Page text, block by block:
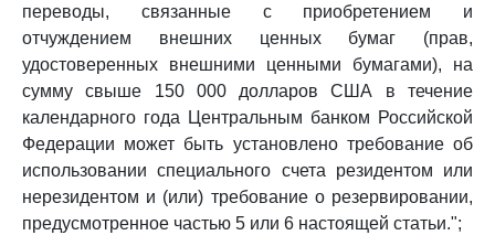
переводы, связанные с приобретением и
отчуждением внешних ценных бумаг (прав,
удостоверенных внешними ценными бумагами), на
сумму свыше 150 000 долларов США в течение
календарного года Центральным банком Российской
Федерации может быть установлено требование об
использовании специального счета резидентом или
нерезидентом и (или) требование о резервировании,
предусмотренное частью 5 или 6 настоящей статьи.";